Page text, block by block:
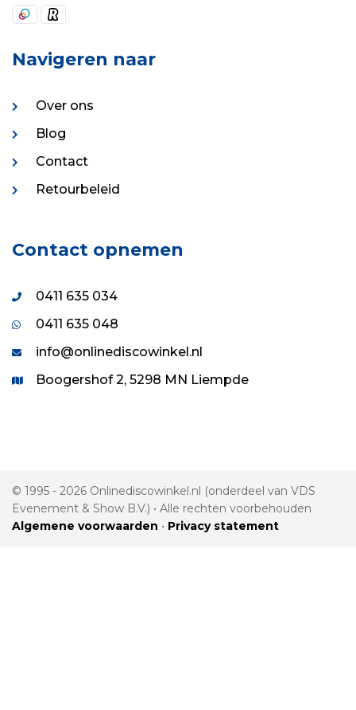
Navigeren naar
Over ons
Blog
Contact
Retourbeleid
Contact opnemen
0411 635 034
0411 635 048
info@onlinediscowinkel.nl
Boogershof 2, 5298 MN Liempde
© 1995 - 2026 Onlinediscowinkel.nl (onderdeel van VDS
Evenement & Show B.V.) • Alle rechten voorbehouden
Algemene voorwaarden • Privacy statement